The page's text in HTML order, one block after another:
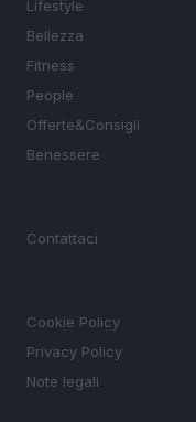
Lifestyle
Bellezza
Fitness
People
Offerte&Consigli
Benessere
Contattaci
Cookie Policy
Privacy Policy
Note legali